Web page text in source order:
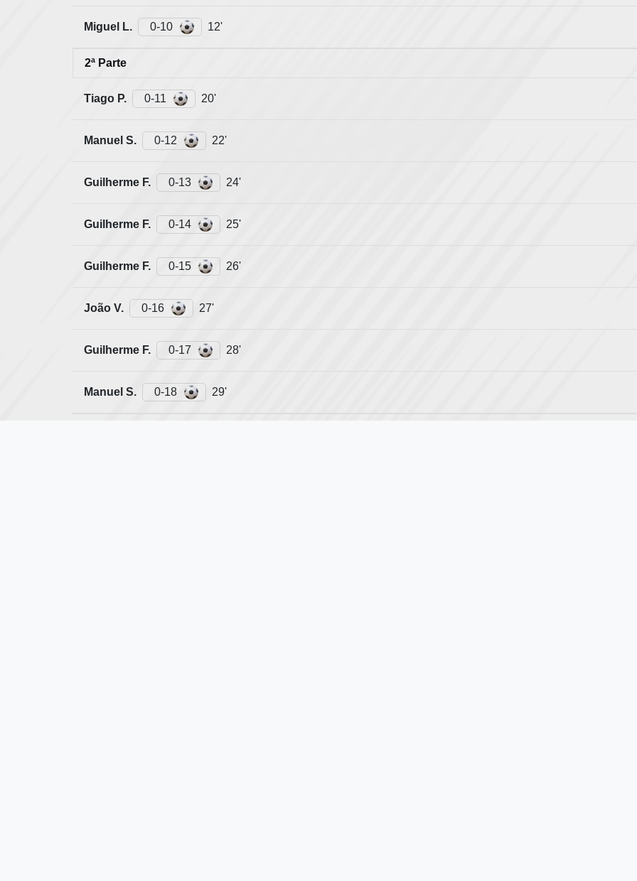
Miguel L. 0-10 12'
2ª Parte
Tiago P. 0-11 20'
Manuel S. 0-12 22'
Guilherme F. 0-13 24'
Guilherme F. 0-14 25'
Guilherme F. 0-15 26'
João V. 0-16 27'
Guilherme F. 0-17 28'
Manuel S. 0-18 29'